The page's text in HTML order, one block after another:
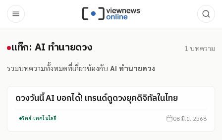
แท็ก: AI ทำนายดวง
แท็ก: AI ทำนายดวง 1 บทความ
รวมบทความทั้งหมดที่เกี่ยวข้องกับ AI ทำนายดวง
ดวงวันนี้ AI บอกได้! เทรนด์ดูดวงยุคดิจิทัลในไทย
วิทย์-เทคโนโลยี 08 มิ.ย. 2568